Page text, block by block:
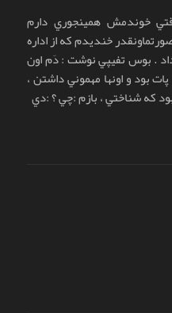
وقتي خوندمش همينجوري دارم
خنديدم كه از اداره
. بوس تفيپي نوشت : دَم اون
بود و اونها مهموني داشتن ،
كه شناختي ، بازم :چي ؟ :دي